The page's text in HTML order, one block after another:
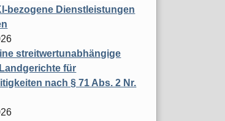
bezogene Dienstleistungen
streitwertunabhängige
für
nach § 71 Abs. 2 Nr.